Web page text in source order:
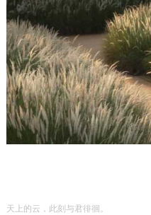
天上的云，此刻与君徘徊。